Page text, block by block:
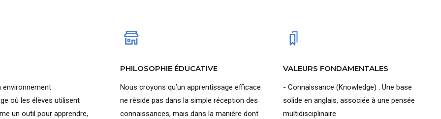
environnement
où les élèves utilisent
un outil pour apprendre,
PHILOSOPHIE ÉDUCATIVE
Nous croyons qu’un apprentissage efficace
ne réside pas dans la simple réception des
connaissances, mais dans la manière dont
VALEURS FONDAMENTALES
- Connaissance (Knowledge) : Une base
solide en anglais, associée à une pensée
multidisciplinaire